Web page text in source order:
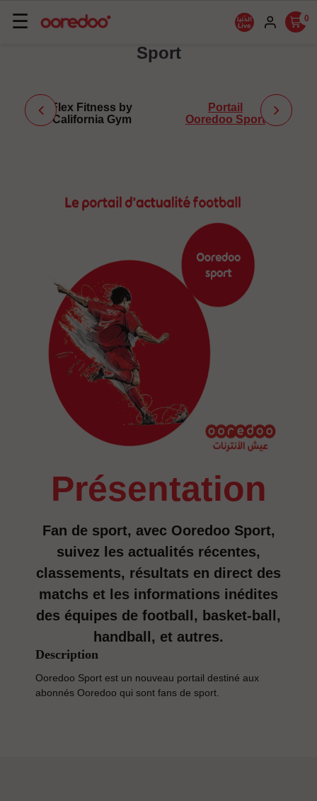
Basculer
☰ 0
Sport
Flex Fitness by
California Gym
Portail
Ooredoo Sport
présentation
Fan de sport, avec Ooredoo Sport,
suivez les actualités récentes,
classements, résultats en direct des
matchs et les informations inédites
des équipes de football, basket-ball,
handball, et autres.
Description
Ooredoo Sport est un nouveau portail destiné aux
abonnés Ooredoo qui sont fans de sport.